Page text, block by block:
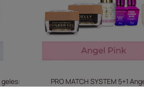
geles:
PRO MATCH SYSTEM 5+1